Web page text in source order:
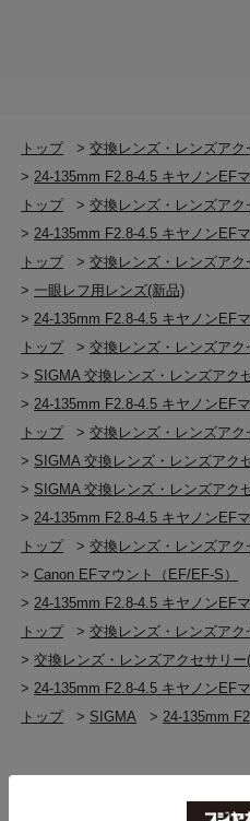
トップ >交換レンズ・レンズアク
>24-135mm F2.8-4.5 キヤノンEF
トップ
>交換レンズ・レンズアク
>24-135mm F2.8-4.5 キヤノンEF
トップ
>交換レンズ・レンズアク
>一眼レフ用レンズ(新品)
>24-135mm F2.8-4.5 キヤノンEF
トップ
>交換レンズ・レンズアク
> SIGMA 交換レンズ・レンズアク
>24-135mm F2.8-4.5 キヤノンEF
トップ
>交換レンズ・レンズアク
> SIGMA 交換レンズ・レンズアク
> SIGMA 交換レンズ・レンズアク
>24-135mm F2.8-4.5 キヤノンEF
トップ
>交換レンズ・レンズアク
>Canon EFマウント（EF/EF-S）
>24-135mm F2.8-4.5 キヤノンEF
トップ
>交換レンズ・レンズアク
>交換レンズ・レンズアクセサリー
>24-135mm F2.8-4.5 キヤノンEF
トップ
> SIGMA >24-135mm